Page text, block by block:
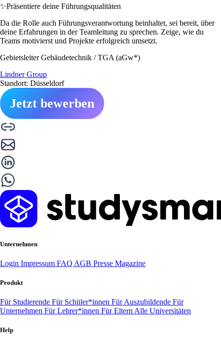
✨Präsentiere deine Führungsqualitäten
Da die Rolle auch Führungsverantwortung beinhaltet, sei bereit, über
deine Erfahrungen in der Teamleitung zu sprechen. Zeige, wie du
Teams motivierst und Projekte erfolgreich umsetzt.
Gebietsleiter Gebäudetechnik / TGA (aGw*)
Lindner Group
Standort: Düsseldorf
Jetzt bewerben
Unternehmen
Login Impressum FAQ AGB Presse Magazine
Produkt
Für Studierende Für Schüler*innen Für Auszubildende Für
Unternehmen Für Lehrer*innen Für Eltern Alle Universitäten
Help